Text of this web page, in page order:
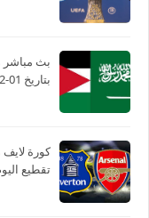
بث مباشر
بتاريخ 01-12-2021 كأس العرب
كورة
تقطيع اليوم 23/4/2021 الدوري